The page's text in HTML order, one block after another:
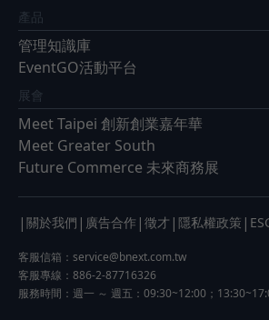
產品
管理知識庫
EventGO活動平台
展會
Meet Taipei 創新創業嘉年華
Meet Greater South
Future Commerce 未來商務展
| 關於我們 | 廣告合作 | 徵才 | 隱私權政策 |
客服信箱： service@bnext.com.tw
客服專線：886-2-87716326
服務時間：週一 ～ 週五：09:30~12:00；